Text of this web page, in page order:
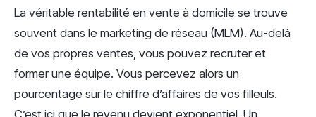
La véritable rentabilité en vente à domicile se trouve
souvent dans le marketing de réseau (MLM). Au-delà
de vos propres ventes, vous pouvez recruter et
former une équipe. Vous percevez alors un
pourcentage sur le chiffre d’affaires de vos filleuls.
C’est ici que le revenu devient exponentiel. Un